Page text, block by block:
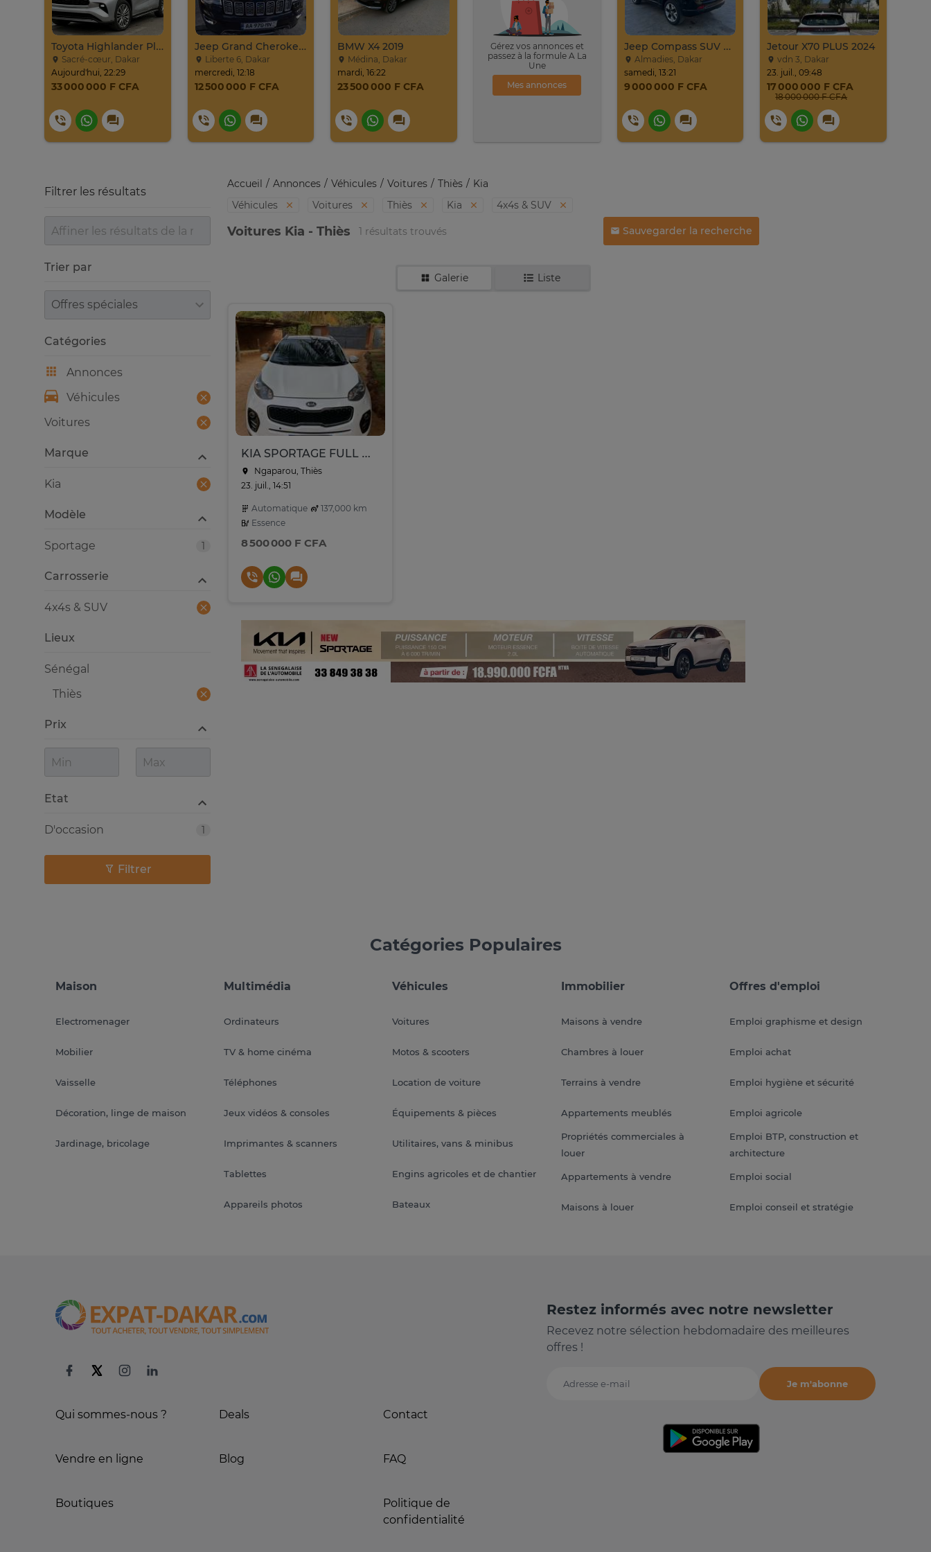
Toyota Highlander Platinium 2023
Sacré-cœur, Dakar
Aujourd'hui, 22:29
33 000 000 F CFA
Jeep Grand Cherokee Overland 2019 À Vendre
Liberte 6, Dakar
mercredi, 12:18
12 500 000 F CFA
BMW X4 2019
Médina, Dakar
mardi, 16:22
23 500 000 F CFA
Gérez vos annonces et
passez à la formule A La
Une
Mes annonces
Jeep Compass SUV Noir Essence Automatique
Almadies, Dakar
samedi, 13:21
9 000 000 F CFA
Jetour X70 PLUS 2024
vdn 3, Dakar
23. juil., 09:48
17 000 000 F CFA
18 000 000 F CFA
Accueil Annonces Véhicules Voitures Thiès
Kia
Véhicules
Voitures Thiès Kia 4x4s & SUV
Voitures Kia - Thiès 1 résultats trouvés Sauvegarder la recherche
Galerie Liste
KIA SPORTAGE FULL OPTION
Ngaparou, Thiès
23. juil., 14:51
Automatique
137,000 km
Essence
8 500 000 F CFA
Filtrer les résultats
Trier par
Trier par
Catégories
Annonces
Véhicules
Voitures
Lieux
Sénégal
Thiès
Prix
Etat
1
D'occasion
Marque
Kia
Modèle
1
Sportage
Carrosserie
4x4s & SUV
Filtrer
Catégories Populaires
Maison
Electromenager
Mobilier
Vaisselle
Décoration, linge de maison
Jardinage, bricolage
Multimédia
Ordinateurs
TV & home cinéma
Téléphones
Jeux vidéos & consoles
Imprimantes & scanners
Tablettes
Appareils photos
Véhicules
Voitures
Motos & scooters
Location de voiture
Équipements & pièces
Utilitaires, vans & minibus
Engins agricoles et de chantier
Bateaux
Immobilier
Maisons à vendre
Chambres à louer
Terrains à vendre
Appartements meublés
Propriétés commerciales à
louer
Appartements à vendre
Maisons à louer
Offres d'emploi
Emploi graphisme et design
Emploi achat
Emploi hygiène et sécurité
Emploi agricole
Emploi BTP, construction et
architecture
Emploi social
Emploi conseil et stratégie
Qui sommes-nous ?
Vendre en ligne
Boutiques
Deals
Blog
Contact
FAQ
Politique de
confidentialité
Restez informés avec notre newsletter
Recevez notre sélection hebdomadaire des meilleures
offres !
Adresse e-mail
Je m'abonne